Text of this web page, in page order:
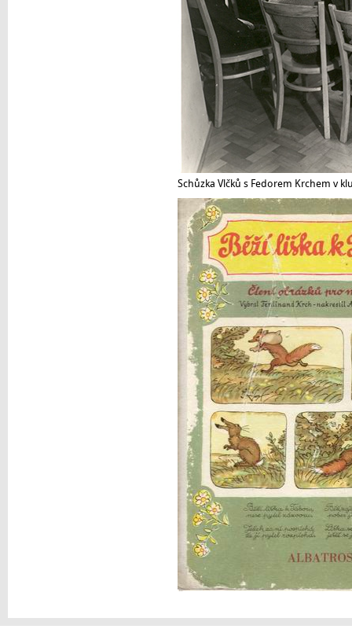
Schůzka Vlčků s Fedorem Krchem v